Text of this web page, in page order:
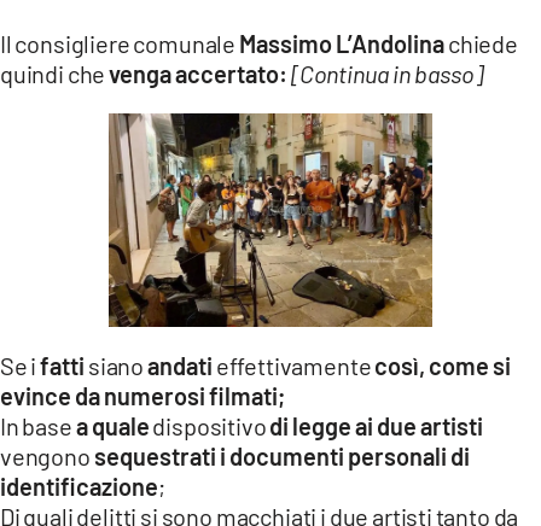
Il consigliere comunale Massimo L’Andolinachiede
quindi chevenga accertato: [Continua in basso]
Se ifatti sianoandati effettivamentecosì, come si
evince da numerosi filmati;
In basea qualedispositivodi legge ai due artisti
vengono sequestrati i documenti personali di
identificazione;
Di quali delitti si sono macchiati i due artisti tanto da